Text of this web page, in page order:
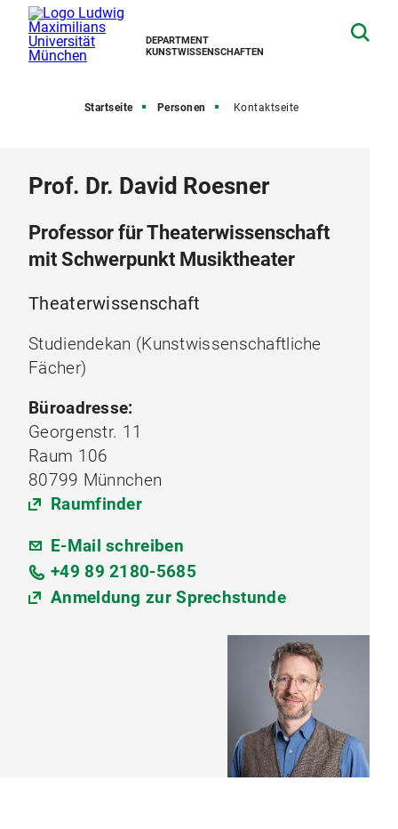
DEPARTMENT
KUNSTWISSENSCHAFTEN
Startseite Personen Kontaktseite
Prof. Dr. David Roesner
Professor für Theaterwissenschaft
mit Schwerpunkt Musiktheater
Theaterwissenschaft
Studiendekan (Kunstwissenschaftliche
Fächer)
Büroadresse:
Georgenstr. 11
Raum 106
80799 Münnchen
Raumfinder
E-Mail schreiben
+49 89 2180-5685
Anmeldung zur Sprechstunde